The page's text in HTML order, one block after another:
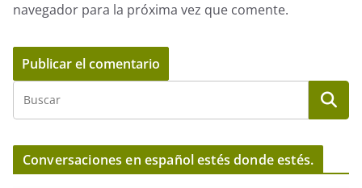
navegador para la próxima vez que comente.
Conversaciones en español estés donde estés.